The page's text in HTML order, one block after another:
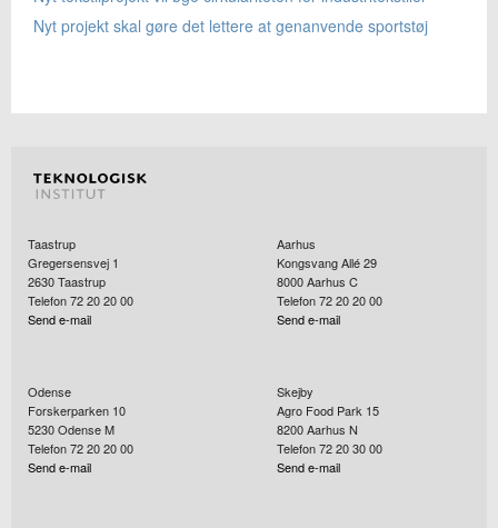
Nyt projekt skal gøre det lettere at genanvende sportstøj
Taastrup
Gregersensvej 1
2630Taastrup
Telefon 72 20 20 00
Send e-mail
Aarhus
Kongsvang Allé 29
8000Aarhus C
Telefon 72 20 20 00
Send e-mail
Odense
Forskerparken 10
5230Odense M
Telefon 72 20 20 00
Send e-mail
Skejby
Agro Food Park 15
8200Aarhus N
Telefon 72 20 30 00
Send e-mail